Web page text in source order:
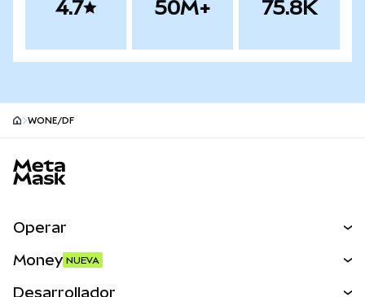
4.7 50M+ 75.8K
WONE/DF
Operar
Money NUEVA
Desarrollador